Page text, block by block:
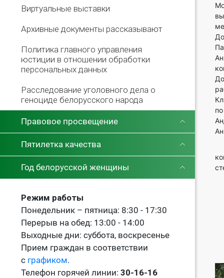
Виртуальные выставки
Архивные документы рассказывают
Политика главного управления
юстиции в отношении обработки
персональных данных
Расследование уголовного дела о
геноциде белорусского народа
Правовое просвещение
Пятилетка качества
Год белорусской женщины
Режим работы
Понедельник – пятница: 8:30 - 17:30
Перерыв на обед: 13:00 - 14:00
Выходные дни: суббота, воскресенье
Прием граждан в соответствии
с графиком.
Телефон горячей линии: 30-16-16